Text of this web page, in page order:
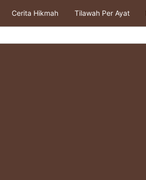
Cerita Hikmah Tilawah Per Ayat